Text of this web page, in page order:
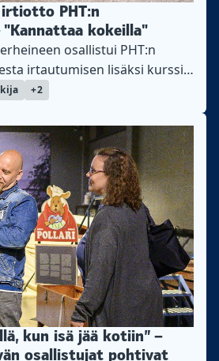
PHT:n
"Kannattaa kokeilla"
osallistui PHT:n
irtautumisen lisäksi kurssi
paremman
+2
kun isä jää kotiin” –
osallistujat pohtivat